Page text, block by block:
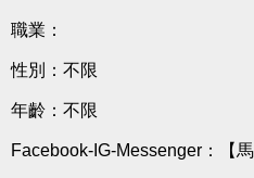
職業：
性別：不限
年齡：不限
Facebook-IG-Messenger： 【